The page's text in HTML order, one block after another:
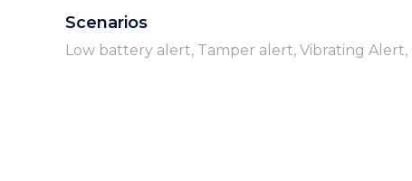
Scenarios
Low battery alert, Tamper alert, Vibrating